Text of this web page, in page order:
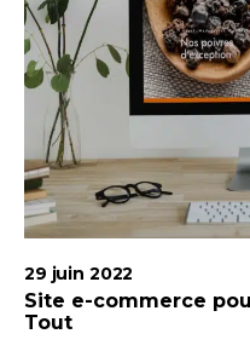
29 juin 2022
Site e-commerce
Tout